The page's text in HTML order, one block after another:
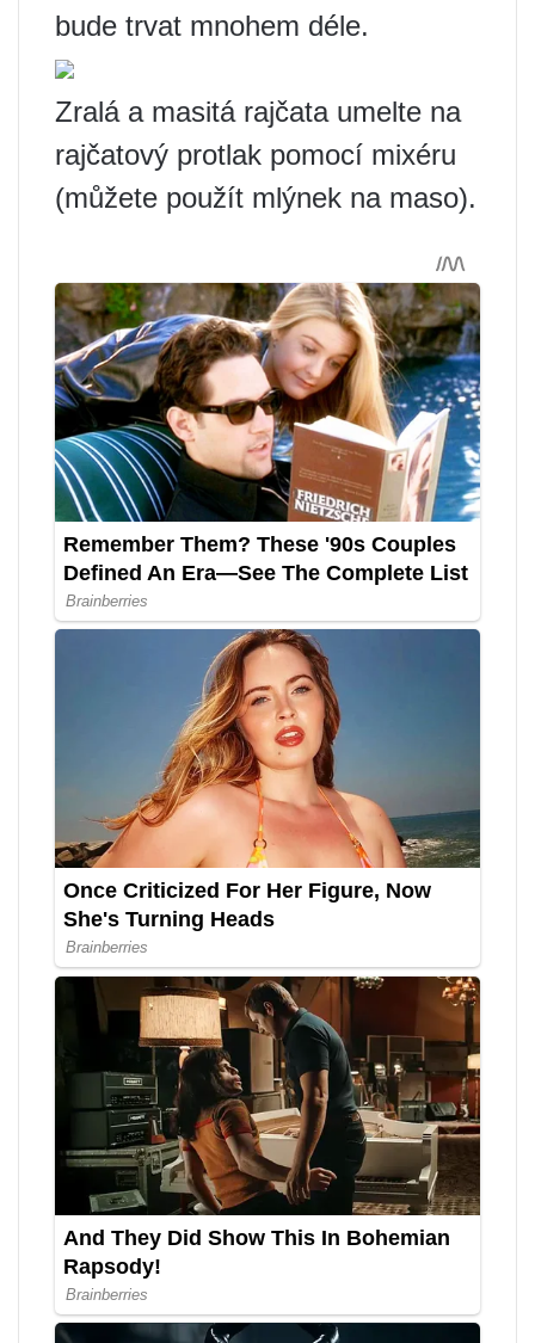
bude trvat mnohem déle.
Zralá a masitá rajčata umelte na
rajčatový protlak pomocí mixéru
(můžete použít mlýnek na maso).